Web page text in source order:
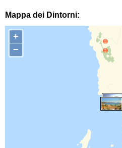
Mappa dei Dintorni:
+
−